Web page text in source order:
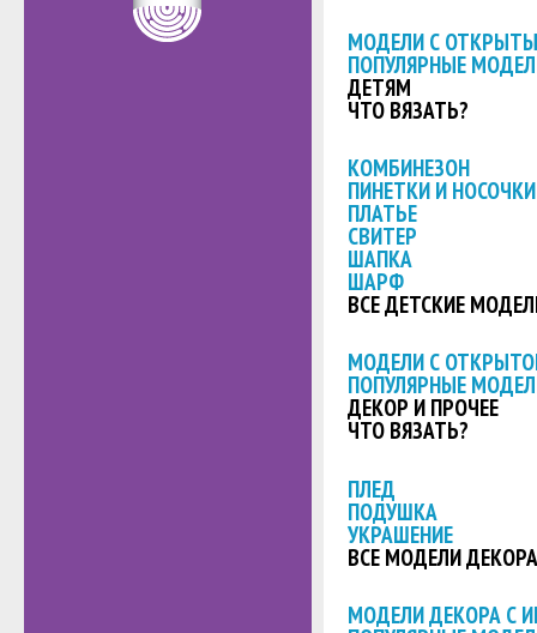
МОДЕЛИ С
ПОПУЛЯРНЫЕ
ДЕТЯМ
ЧТО ВЯЗАТЬ?
КОМБИНЕЗОН
ПИНЕТКИ И НОСОЧКИ
ПЛАТЬЕ
СВИТЕР
ШАПКА
ШАРФ
ВСЕ ДЕТСКИЕ
МОДЕЛИ С
ПОПУЛЯРНЫЕ
ДЕКОР И ПРОЧЕЕ
ЧТО ВЯЗАТЬ?
ПЛЕД
ПОДУШКА
УКРАШЕНИЕ
ВСЕ МОДЕЛИ ДЕКОРА
МОДЕЛИ ДЕКОРА С